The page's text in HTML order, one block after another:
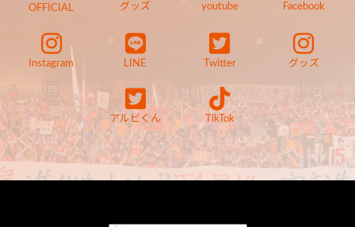
OFFICIAL グッズ youtube Facebook
Instagram LINE Twitter グッズ
アルビくん TikTok